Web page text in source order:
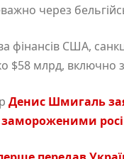
через
фінансів США,
$58 млрд, включно
Денис Шмигаль
замороженими